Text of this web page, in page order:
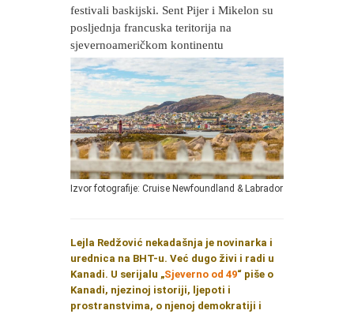
festivali baskijski. Sent Pijer i Mikelon su
posljednja francuska teritorija na
sjevernoameričkom kontinentu
Izvor fotografije: Cruise Newfoundland & Labrador
Lejla Redžović nekadašnja je novinarka i
urednica na BHT-u. Već dugo živi i radi u
Kanadi. U serijalu „Sjeverno od 49“ piše o
Kanadi, njezinoj istoriji, ljepoti i
prostranstvima, o njenoj demokratiji i